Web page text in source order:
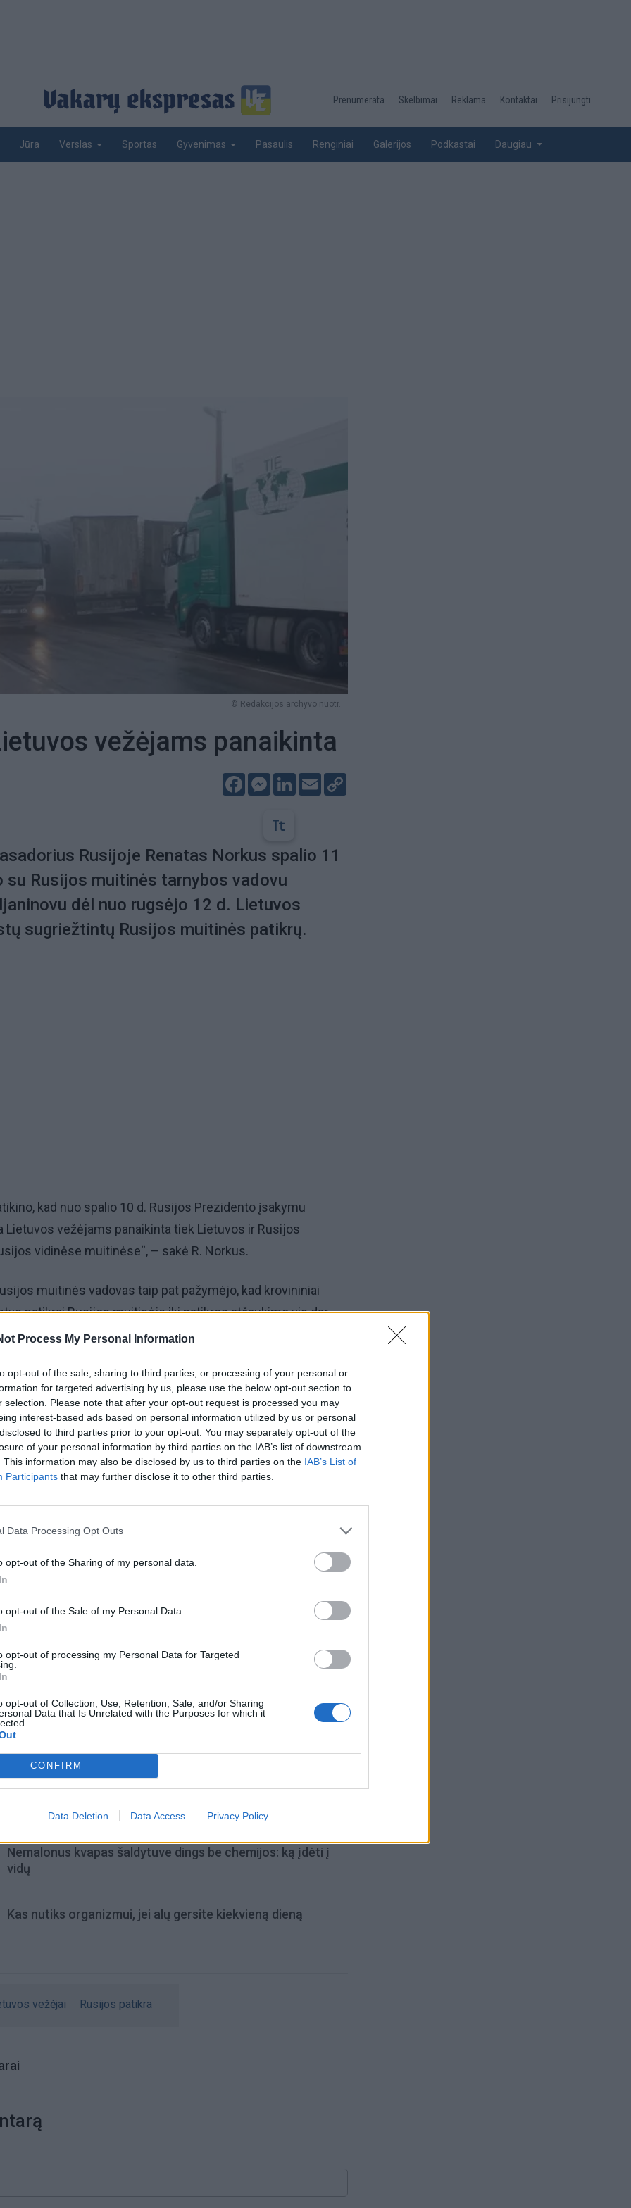
Process My Personal Information
opt-out of the sale, sharing to third parties, or processing of your personal or
for targeted advertising by us, please use the below opt-out section to
selection. Please note that after your opt-out request is processed you may
interest-based ads based on personal information utilized by us or personal
to third parties prior to your opt-out. You may separately opt-out of the
of your personal information by third parties on the IAB’s list of downstream
This information may also be disclosed by us to third parties on the IAB’s List of
Participants that may further disclose it to other third parties.
Data Processing Opt Outs
opt-out of the Sharing of my personal data.
opt-out of the Sale of my Personal Data.
opt-out of processing my Personal Data for Targeted
opt-out of Collection, Use, Retention, Sale, and/or Sharing
Data that Is Unrelated with the Purposes for which it
CONFIRM
Data Deletion Data Access Privacy Policy
Desktop
top
Prenumerata Skelbimai Reklama Kontaktai Prisijungti
Jūra Verslas Sportas Gyvenimas Pasaulis Renginiai Galerijos Podkastai Daugiau
© Redakcijos archyvo nuotr.
vežėjams panaikinta
FacebookMessenger
LinkedIn
Email
Rusijoje Renatas Norkus spalio 11
su Rusijos muitinės tarnybos vadovu
dėl nuo rugsėjo 12 d. Lietuvos
sugriežtintų Rusijos muitinės patikrų.
kad nuo spalio 10 d. Rusijos Prezidento įsakymu
Lietuvos vežėjams panaikinta tiek Lietuvos ir Rusijos
vidinėse muitinėse“, – sakė R. Norkus.
muitinės vadovas taip pat pažymėjo, kad krovininiai
patikrai Rusijos muitinėje iki patikros atšaukimo vis dar
„ne dienų, o valandų klausimas“.
taip pat įvyko Užsienio reikalų ministerijos (URM) Rytų
departamento direktoriaus Edmino Bagdono konsultacijos
URM Antrojo Europos departamento direktoriumi Viktoru
metu aptarti aktualiausi dvišalių santykių klausimai,
į Rusijos taikomas diskriminacines priemones Lietuvos
grįžusi Karina
didžiausią savo
užtenka
Laive planuoja apgyvendinti 80 tūkstančių žmonių: kaip
atrodys plaukiojantis miestas
Nemalonus kvapas šaldytuve dings be chemijos: ką įdėti į
vidų
Kas nutiks organizmui, jei alų gersite kiekvieną dieną
vežėjai Rusijos patikra